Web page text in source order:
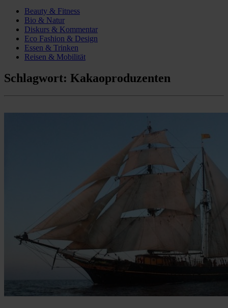
Beauty & Fitness
Bio & Natur
Diskurs & Kommentar
Eco Fashion & Design
Essen & Trinken
Reisen & Mobilität
Schlagwort: Kakaoproduzenten